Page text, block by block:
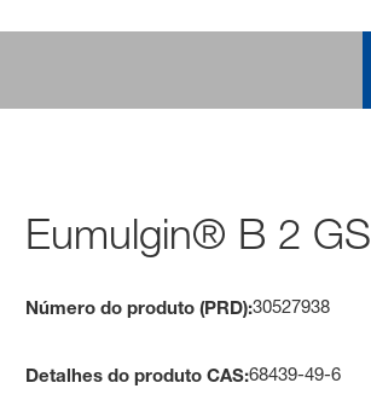
Eumulgin® B 2 GS
Número do produto (PRD):30527938
Detalhes do produto CAS:68439-49-6